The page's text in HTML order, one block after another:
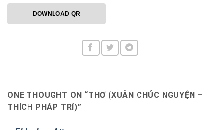
DOWNLOAD QR
ONE THOUGHT ON “THƠ (XUÂN CHÚC NGUYỆN –
THÍCH PHÁP TRÍ)”